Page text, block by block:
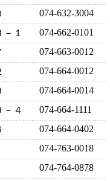
074-632-3004
１
074-662-0101
074-663-0012
074-664-0012
074-664-0014
－４
074-664-1111
074-664-0402
074-763-0018
074-764-0878